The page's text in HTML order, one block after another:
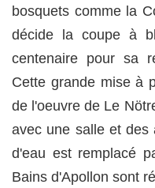
bosquets comme la
décide la coupe à
centenaire pour sa
Cette grande mise à
de l'oeuvre de Le
avec une salle et des
d'eau est remplacé
Bains d'Apollon sont